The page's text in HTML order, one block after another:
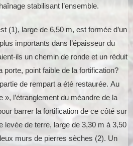
stabilisant l’ensemble.
(1), large de 6,50 m, est formée d’un
importants dans l’épaisseur du
ils un chemin de ronde et un réduit
porte, point faible de la fortification?
de rempart a été restaurée. Au
», l’étranglement du méandre de la
barrer la fortification de ce côté sur
levée de terre, large de 3,30 m à 3,50
murs de pierres sèches (2). Un